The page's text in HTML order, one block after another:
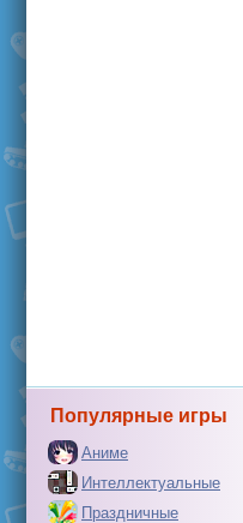
Популярные игры
Аниме
Интеллектуальные
Праздничные